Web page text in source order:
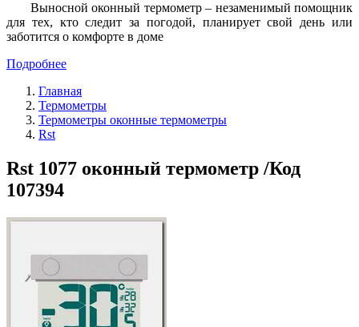
Выносной оконный термометр – незаменимый помощник
для тех, кто следит за погодой, планирует свой день или
заботится о комфорте в доме
Подробнее
Главная
Термометры
Термометры оконные термометры
Rst
Rst 1077 оконный термометр /Код
107394